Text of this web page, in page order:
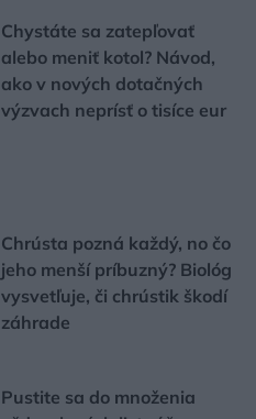
Chystáte sa zatepľovať
alebo meniť kotol? Návod,
ako v nových dotačných
výzvach neprísť o tisíce eur
Chrústa pozná každý, no čo
jeho menší príbuzný? Biológ
vysvetľuje, či chrústik škodí
záhrade
Pustite sa do množenia